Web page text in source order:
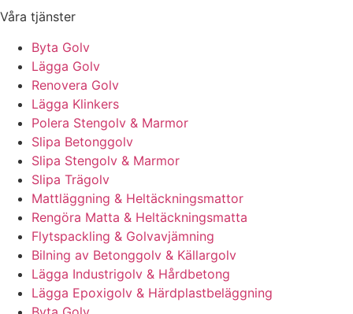
Våra tjänster
Byta Golv
Lägga Golv
Renovera Golv
Lägga Klinkers
Polera Stengolv & Marmor
Slipa Betonggolv
Slipa Stengolv & Marmor
Slipa Trägolv
Mattläggning & Heltäckningsmattor
Rengöra Matta & Heltäckningsmatta
Flytspackling & Golvavjämning
Bilning av Betonggolv & Källargolv
Lägga Industrigolv & Hårdbetong
Lägga Epoxigolv & Härdplastbeläggning